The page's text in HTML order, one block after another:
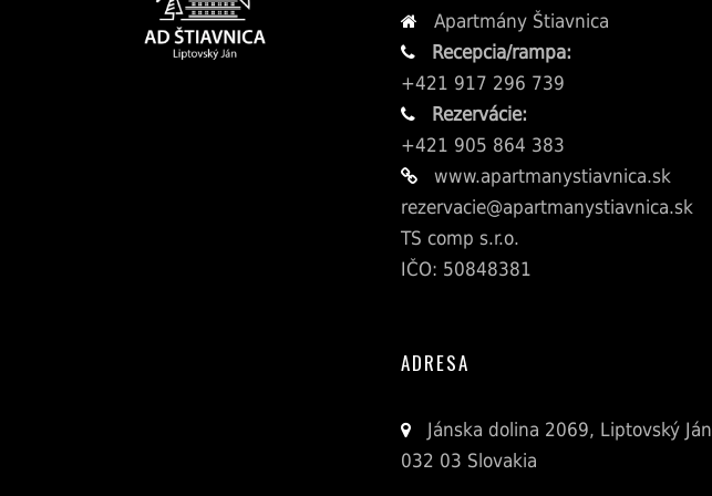
Apartmány Štiavnica
Recepcia/rampa:
+421 917 296 739
Rezervácie:
+421 905 864 383
www.apartmanystiavnica.sk
rezervacie@apartmanystiavnica.sk
TS comp s.r.o.
IČO: 50848381
ADRESA
Jánska dolina 2069, Liptovský Ján
032 03 Slovakia